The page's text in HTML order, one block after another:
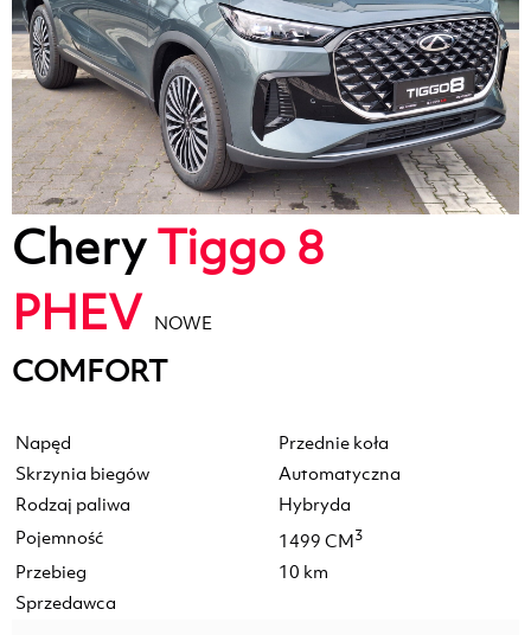
CheryTiggo 8
PHEV NOWE
COMFORT
Napęd
Przednie koła
Skrzynia biegów
Automatyczna
Rodzaj paliwa
Hybryda
Pojemność
1499 CM3
Przebieg
10 km
Sprzedawca